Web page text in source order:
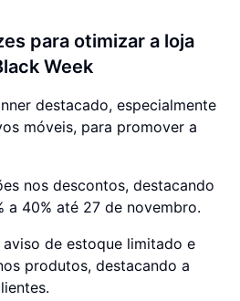
para otimizar a loja
Week
destacado, especialmente
móveis, para promover a
nos descontos, destacando
a 40% até 27 de novembro.
de estoque limitado e
produtos, destacando a